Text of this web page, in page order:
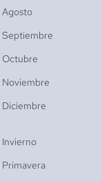
Agosto
Septiembre
Octubre
Noviembre
Diciembre
Invierno
Primavera